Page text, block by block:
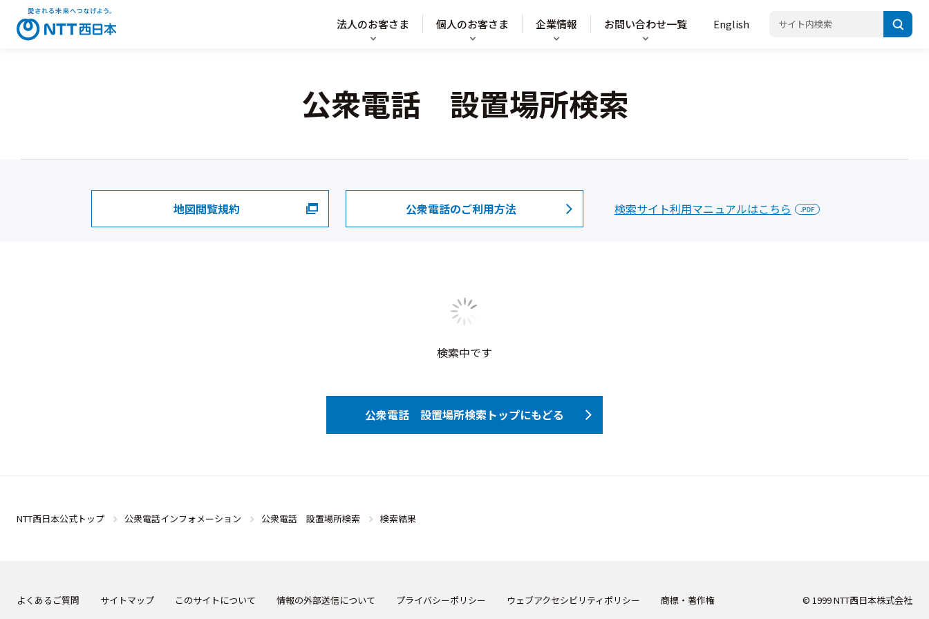
法人のお客さま 個人のお客さま 企業情報 お問い合わせ一覧 English
公衆電話 設置場所検索
地図閲覧規約 公衆電話のご利用方法 検索サイト利用マニュアルはこちら
検索中です
公衆電話 設置場所検索トップにもどる
NTT西日本公式トップ 公衆電話インフォメーション 公衆電話 設置場所検索 検索結果
よくあるご質問 サイトマップ このサイトについて 情報の外部送信について プライバシーポリシー ウェブアクセシビリティポリシー 商標・著作権 © 1999 NTT西日本株式会社